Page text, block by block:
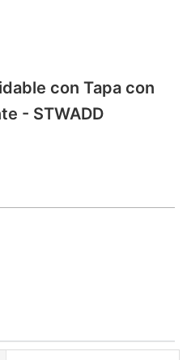
con Tapa con
- STWADD